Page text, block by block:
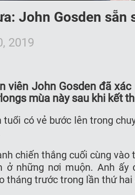
John Gosden sẵn
2019
viên John Gosden đã
mùa này sau khi kết
tuổi có vẻ bước lên trong
chiến thắng cuối cùng
ở những nơi muộn. Anh
tháng trước trong lần thứ